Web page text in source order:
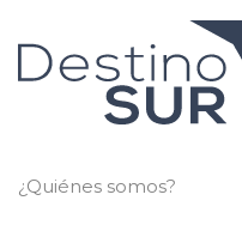
¿Quiénes somos?